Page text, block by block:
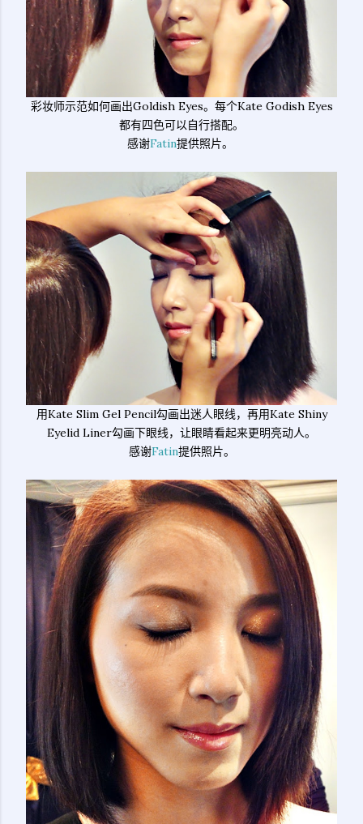
彩妆师示范如何画出Goldish Eyes。每个Kate Godish Eyes
都有四色可以自行搭配。
感谢Fatin提供照片。
用Kate Slim Gel Pencil勾画出迷人眼线，再用Kate Shiny
Eyelid Liner勾画下眼线，让眼睛看起来更明亮动人。
感谢Fatin提供照片。